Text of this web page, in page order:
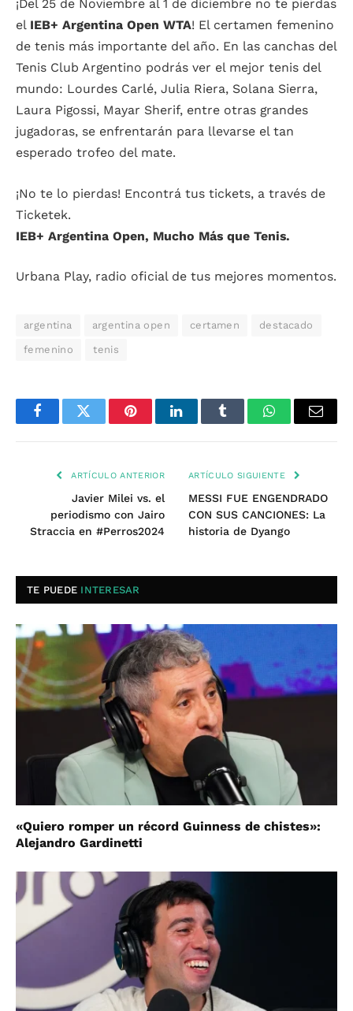
¡Del 25 de Noviembre al 1 de diciembre no te pierdas
el IEB+ Argentina Open WTA! El certamen femenino
de tenis más importante del año. En las canchas del
Tenis Club Argentino podrás ver el mejor tenis del
mundo: Lourdes Carlé, Julia Riera, Solana Sierra,
Laura Pigossi, Mayar Sherif, entre otras grandes
jugadoras, se enfrentarán para llevarse el tan
esperado trofeo del mate.
¡No te lo pierdas! Encontrá tus tickets, a través de
Ticketek.
IEB+ Argentina Open, Mucho Más que Tenis.
Urbana Play, radio oficial de tus mejores momentos.
argentina argentina open certamen destacado
femenino tenis
FacebookTwitter PinterestLinkedInTumblr WhatsAppEmail
ARTÍCULO ANTERIOR
Javier Milei vs. el
periodismo con Jairo
Straccia en #Perros2024
ARTÍCULO SIGUIENTE
MESSI FUE ENGENDRADO
CON SUS CANCIONES: La
historia de Dyango
TE PUEDE INTERESAR
«Quiero romper un récord Guinness de chistes»:
Alejandro Gardinetti